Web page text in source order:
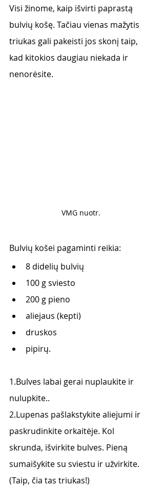
Visi žinome, kaip išvirti paprastą
bulvių košę. Tačiau vienas mažytis
triukas gali pakeisti jos skonį taip,
kad kitokios daugiau niekada ir
nenorėsite.
VMG nuotr.
Bulvių košei pagaminti reikia:
8 didelių bulvių
100 g sviesto
200 g pieno
aliejaus (kepti)
druskos
pipirų.
1.Bulves labai gerai nuplaukite ir
nulupkite..
2.Lupenas pašlakstykite aliejumi ir
paskrudinkite orkaitėje. Kol
skrunda, išvirkite bulves. Pieną
sumaišykite su sviestu ir užvirkite.
(Taip, čia tas triukas!)